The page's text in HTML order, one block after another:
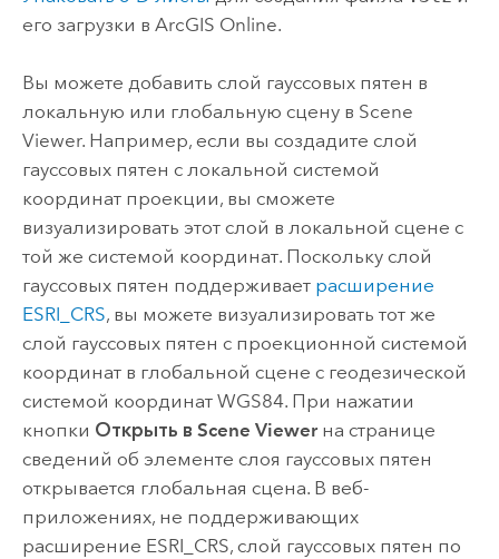
его загрузки в ArcGIS Online.
Вы можете добавить слой гауссовых пятен в
локальную или глобальную сцену в Scene
Viewer. Например, если вы создадите слой
гауссовых пятен с локальной системой
координат проекции, вы сможете
визуализировать этот слой в локальной сцене с
той же системой координат. Поскольку слой
гауссовых пятен поддерживает расширение
ESRI_CRS, вы можете визуализировать тот же
слой гауссовых пятен с проекционной системой
координат в глобальной сцене с геодезической
системой координат WGS84. При нажатии
кнопки Открыть в Scene Viewerна странице
сведений об элементе слоя гауссовых пятен
открывается глобальная сцена. В веб-
приложениях, не поддерживающих
расширение ESRI_CRS, слой гауссовых пятен по